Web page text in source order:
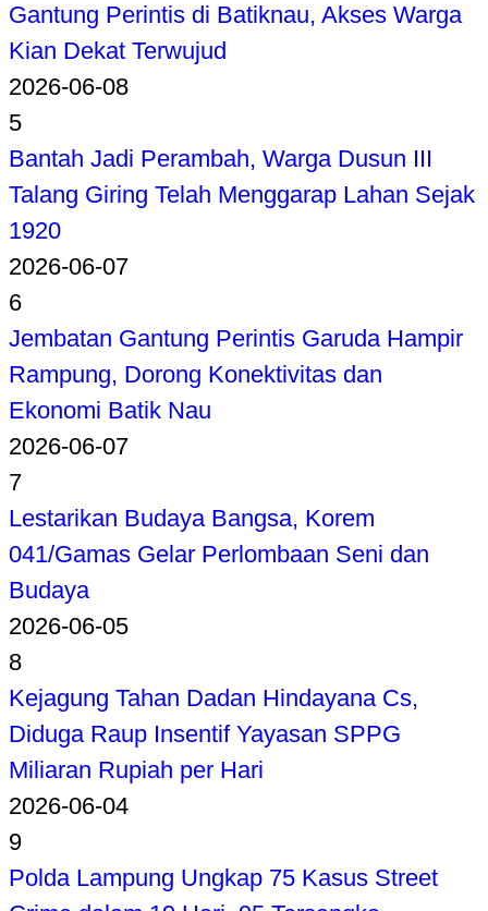
Gantung Perintis di Batiknau, Akses Warga
Kian Dekat Terwujud
2026-06-08
5
Bantah Jadi Perambah, Warga Dusun III
Talang Giring Telah Menggarap Lahan Sejak
1920
2026-06-07
6
Jembatan Gantung Perintis Garuda Hampir
Rampung, Dorong Konektivitas dan
Ekonomi Batik Nau
2026-06-07
7
Lestarikan Budaya Bangsa, Korem
041/Gamas Gelar Perlombaan Seni dan
Budaya
2026-06-05
8
Kejagung Tahan Dadan Hindayana Cs,
Diduga Raup Insentif Yayasan SPPG
Miliaran Rupiah per Hari
2026-06-04
9
Polda Lampung Ungkap 75 Kasus Street